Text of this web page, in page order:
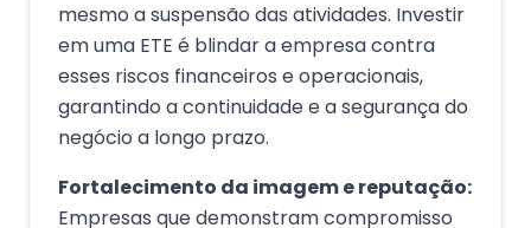
mesmo a suspensão das atividades. Investir
em uma ETE é blindar a empresa contra
esses riscos financeiros e operacionais,
garantindo a continuidade e a segurança do
negócio a longo prazo.
Fortalecimento da imagem e reputação:
Empresas que demonstram compromisso